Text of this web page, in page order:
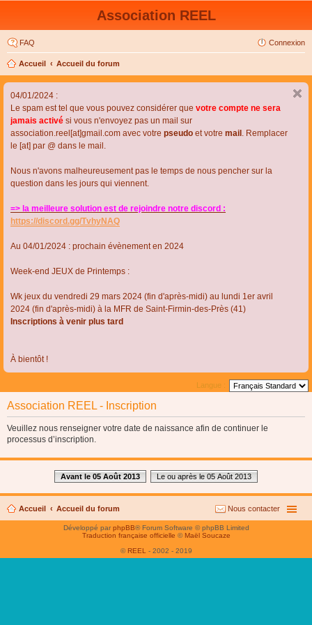
Association REEL
FAQ Connexion
Accueil Accueil du forum
04/01/2024 :
Le spam est tel que vous pouvez considérer que votre compte ne sera
jamais activé si vous n'envoyez pas un mail sur
association.reel[at]gmail.com avec votre pseudo et votre mail . Remplacer
le [at] par @ dans le mail.
Nous n'avons malheureusement pas le temps de nous pencher sur la
question dans les jours qui viennent.
=> la meilleure solution est de rejoindre notre discord :
https://discord.gg/TvhyNAQ
Au 04/01/2024 : prochain évènement en 2024
Week-end JEUX de Printemps :
Wk jeux du vendredi 29 mars 2024 (fin d'après-midi) au lundi 1er avril
2024 (fin d'après-midi) à la MFR de Saint-Firmin-des-Près (41)
Inscriptions à venir plus tard
À bientôt !
Langue :
Association REEL - Inscription
Veuillez nous renseigner votre date de naissance afin de continuer le
processus d’inscription.
Avant le 05 Août 2013 Le ou après le 05 Août 2013
Accueil Accueil du forum Nous contacter
Développé parphpBB® Forum Software © phpBB Limited
Traduction française officielle © Maël Soucaze
© REEL - 2002 - 2019